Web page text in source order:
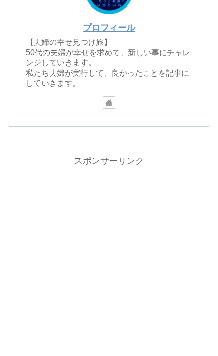
プロフィール
【夫婦の幸せ見つけ旅】
50代の夫婦が幸せを求めて、新しい事にチャレ
ンジしていきます。
私たち夫婦が実行して、良かったことを記事に
していきます。
スポンサーリンク